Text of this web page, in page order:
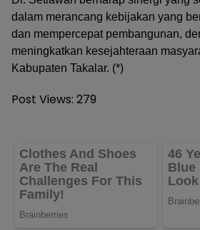
dalam merancang kebijakan yang
dan mempercepat pembangunan,
meningkatkan kesejahteraan
Kabupaten Takalar. (*)
Post Views: 279